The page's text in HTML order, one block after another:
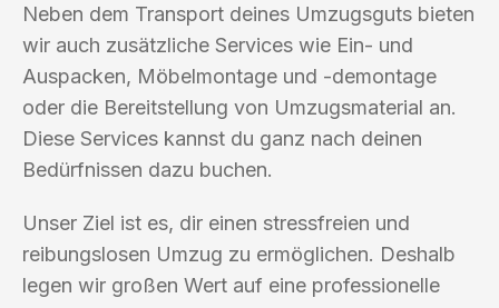
Neben dem Transport deines Umzugsguts bieten
wir auch zusätzliche Services wie Ein- und
Auspacken, Möbelmontage und -demontage
oder die Bereitstellung von Umzugsmaterial an.
Diese Services kannst du ganz nach deinen
Bedürfnissen dazu buchen.
Unser Ziel ist es, dir einen stressfreien und
reibungslosen Umzug zu ermöglichen. Deshalb
legen wir großen Wert auf eine professionelle